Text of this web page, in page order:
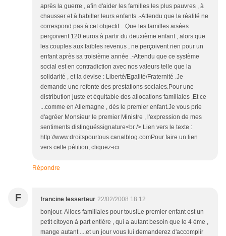
après la guerre , afin d'aider les familles les plus pauvres , à
chausser et à habiller leurs enfants .-Attendu que la réalité ne
correspond pas à cet objectif ...Que les familles aisées
perçoivent 120 euros à partir du deuxième enfant , alors que
les couples aux faibles revenus , ne perçoivent rien pour un
enfant après sa troisième année .-Attendu que ce système
social est en contradiction avec nos valeurs telle que la
solidarité , et la devise : Liberté/Egalité/Fraternité .Je
demande une refonte des prestations sociales.Pour une
distribution juste et équitable des allocations familiales ,Et ce
...comme en Allemagne , dés le premier enfant.Je vous prie
d'agréer Monsieur le premier Ministre , l'expression de mes
sentiments distinguéssignature<br /> Lien vers le texte :
http://www.droitspourtous.canalblog.comPour faire un lien
vers cette pétition, cliquez-ici
Répondre
F francine lesserteur 22/02/2008 18:12
bonjour. Allocs familiales pour tous!Le premier enfant est un
petit citoyen à part entière , qui a autant besoin que le 4 ème ,
mange autant ....et un jour vous lui demanderez d'accomplir